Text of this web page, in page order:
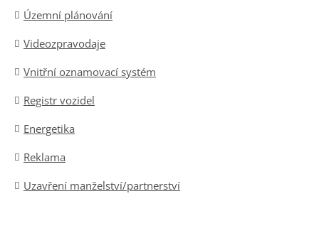
Územní plánování
Videozpravodaje
Vnitřní oznamovací systém
Registr vozidel
Energetika
Reklama
Uzavření manželství/partnerství